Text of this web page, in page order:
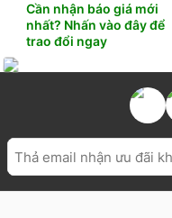
Cần nhận báo giá mới
nhất? Nhấn vào đây để
trao đổi ngay